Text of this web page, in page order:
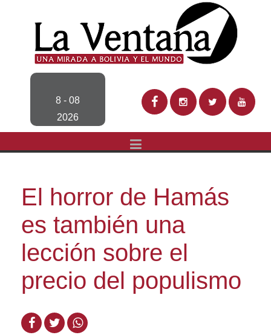
8 - 08
2026
El horror de Hamás
es también una
lección sobre el
precio del populismo